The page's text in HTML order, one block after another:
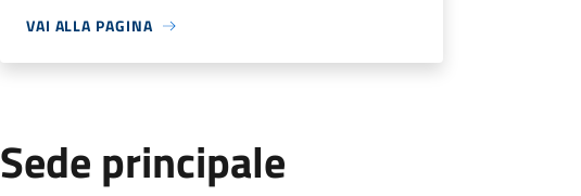
VAI ALLA PAGINA
Sede principale